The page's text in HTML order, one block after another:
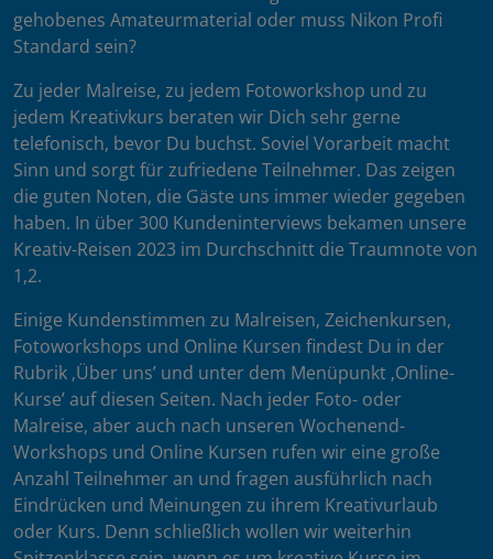
gehobenes Amateurmaterial oder muss Nikon Profi
Standard sein?
Zu jeder Malreise, zu jedem Fotoworkshop und zu
jedem Kreativkurs beraten wir Dich sehr gerne
telefonisch, bevor Du buchst. Soviel Vorarbeit macht
Sinn und sorgt für zufriedene Teilnehmer. Das zeigen
die guten Noten, die Gäste uns immer wieder gegeben
haben. In über 300 Kundeninterviews bekamen unsere
Kreativ-Reisen 2023 im Durchschnitt die Traumnote von
1,2.
Einige Kundenstimmen zu Malreisen, Zeichenkursen,
Fotoworkshops und Online Kursen findest Du in der
Rubrik ‚Über uns’ und unter dem Menüpunkt ‚Online-
Kurse’ auf diesen Seiten. Nach jeder Foto- oder
Malreise, aber auch nach unseren Wochenend-
Workshops und Online Kursen rufen wir eine große
Anzahl Teilnehmer an und fragen ausführlich nach
Eindrücken und Meinungen zu ihrem Kreativurlaub
oder Kurs. Denn schließlich wollen wir weiterhin